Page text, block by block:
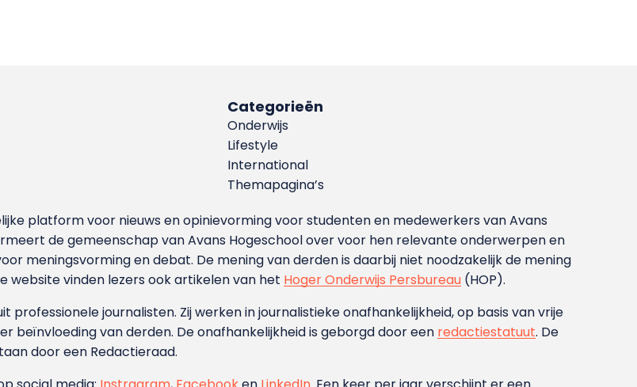
Categorieën
Onderwijs
Lifestyle
International
Themapagina’s
platform voor nieuws en opinievorming voor studenten en medewerkers van Avans
de gemeenschap van Avans Hogeschool over voor hen relevante onderwerpen en
meningsvorming en debat. De mening van derden is daarbij niet noodzakelijk de mening
website vinden lezers ook artikelen van het Hoger Onderwijs Persbureau (HOP).
professionele journalisten. Zij werken in journalistieke onafhankelijkheid, op basis van vrije
beïnvloeding van derden. De onafhankelijkheid is geborgd door een redactiestatuut. De
door een Redactieraad.